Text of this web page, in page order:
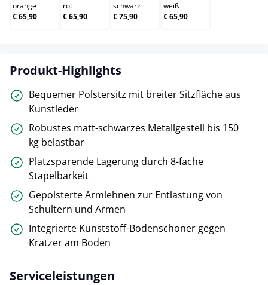
orange
€ 65,90
rot
€ 65,90
schwarz
€ 75,90
weiß
€ 65,90
Produkt-Highlights
Bequemer Polstersitz mit breiter Sitzfläche aus
Kunstleder
Robustes matt-schwarzes Metallgestell bis 150
kg belastbar
Platzsparende Lagerung durch 8-fache
Stapelbarkeit
Gepolsterte Armlehnen zur Entlastung von
Schultern und Armen
Integrierte Kunststoff-Bodenschoner gegen
Kratzer am Boden
Serviceleistungen